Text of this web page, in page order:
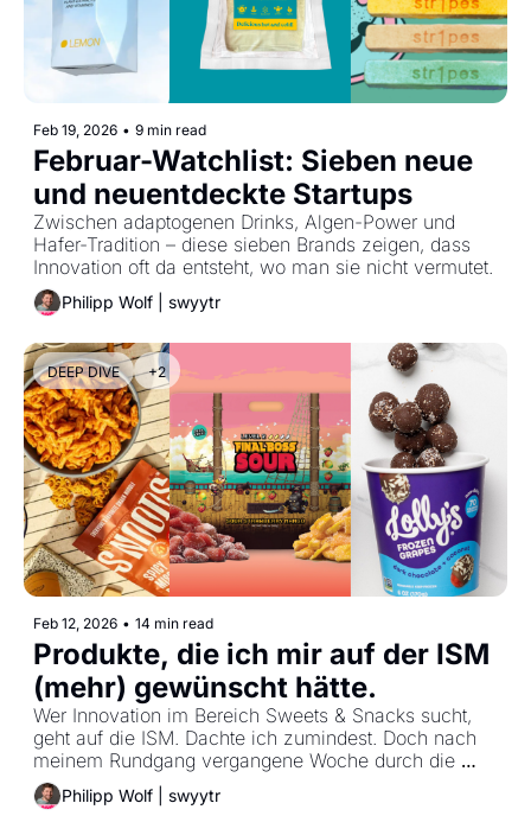
Feb 19, 2026 • 9 min read
Februar-Watchlist: Sieben neue
und neuentdeckte Startups
Zwischen adaptogenen Drinks, Algen-Power und
Hafer-Tradition – diese sieben Brands zeigen, dass
Philipp Wolf | swyytr
DEEP DIVE +2
Feb 12, 2026 • 14 min read
Produkte, die ich mir auf der ISM
(mehr) gewünscht hätte.
Wer Innovation im Bereich Sweets & Snacks sucht,
geht auf die ISM. Dachte ich zumindest. Doch nach
meinem Rundgang vergangene Woche durch die
Kölner Messehallen bleibt ein fader Beigeschmack.
Philipp Wolf | swyytr